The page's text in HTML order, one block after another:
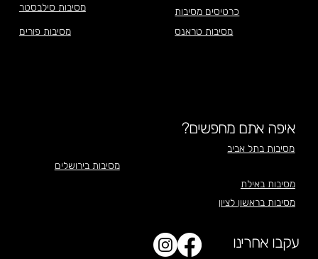
מסיבות סילבסטר
מסיבות פורים
מסיבות טראנס
כרטיסים מסיבות
עקבו אחרינו
איפה אתם מחפשים?
מסיבות בתל אביב
מסיבות בירושלים
מסיבות באילת
מסיבות בראשון לציון